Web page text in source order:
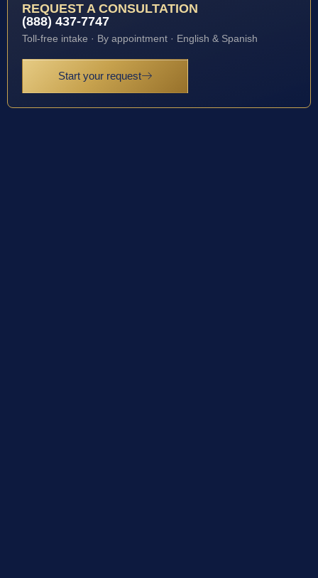
REQUEST A CONSULTATION
(888) 437-7747
Toll-free intake · By appointment · English & Spanish
Start your request